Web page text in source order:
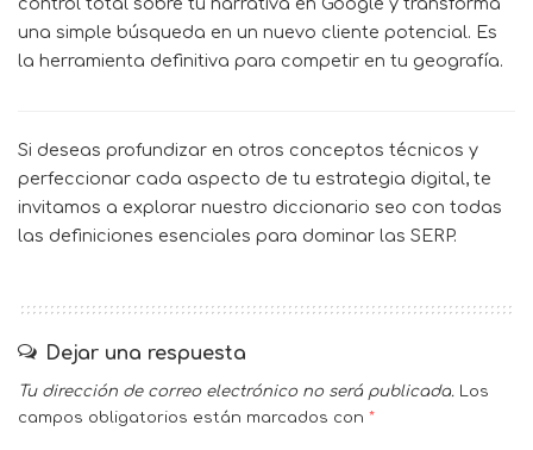
control total sobre tu narrativa en Google y transforma
una simple búsqueda en un nuevo cliente potencial. Es
la herramienta definitiva para competir en tu geografía.
Si deseas profundizar en otros conceptos técnicos y
perfeccionar cada aspecto de tu estrategia digital, te
invitamos a explorar nuestro diccionario seo con todas
las definiciones esenciales para dominar las SERP.
Dejar una respuesta
Tu dirección de correo electrónico no será publicada. Los
campos obligatorios están marcados con *